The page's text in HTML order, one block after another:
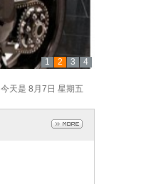
1 2 3 4
今天是 8月7日 星期五